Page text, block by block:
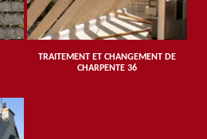
TRAITEMENT ET CHANGEMENT DE
CHARPENTE 36